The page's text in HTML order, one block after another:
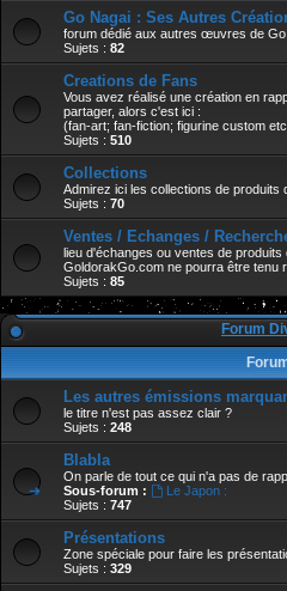
Go Nagai : Ses Autres
forum dédié aux autres œuvres de Go
Sujets : 82
Creations de Fans
Vous avez réalisé une création en
partager, alors c'est ici :
(fan-art; fan-fiction; figurine custom
Sujets : 510
Collections
Admirez ici les collections de produits
Sujets : 70
Ventes / Echanges /
lieu d'échanges ou ventes de produits
GoldorakGo.com ne pourra être tenu
Sujets : 85
Forum
Les autres émissions
le titre n'est pas assez clair ?
Sujets : 248
Blabla
On parle de tout ce qui n'a pas de
Sous-forum :
Le Japon :
Sujets : 747
Présentations
Zone spéciale pour faire les
Sujets : 329